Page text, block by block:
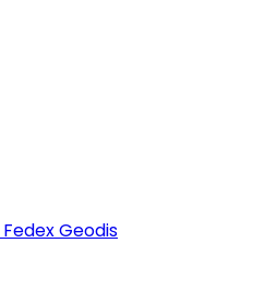
FedexGeodis